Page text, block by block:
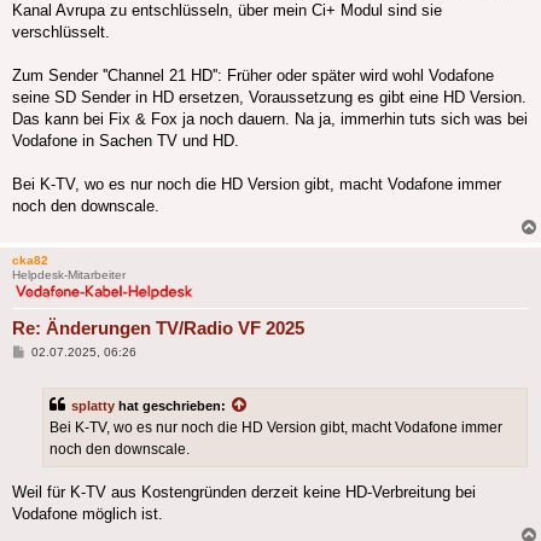
Kanal Avrupa zu entschlüsseln, über mein Ci+ Modul sind sie
verschlüsselt.
Zum Sender ''Channel 21 HD'': Früher oder später wird wohl Vodafone
seine SD Sender in HD ersetzen, Voraussetzung es gibt eine HD Version.
Das kann bei Fix & Fox ja noch dauern. Na ja, immerhin tuts sich was bei
Vodafone in Sachen TV und HD.
Bei K-TV, wo es nur noch die HD Version gibt, macht Vodafone immer
noch den downscale.
cka82
Helpdesk-Mitarbeiter
Re: Änderungen TV/Radio VF 2025
Beitrag
02.07.2025, 06:26
splatty hat geschrieben:
Bei K-TV, wo es nur noch die HD Version gibt, macht Vodafone immer
noch den downscale.
Weil für K-TV aus Kostengründen derzeit keine HD-Verbreitung bei
Vodafone möglich ist.